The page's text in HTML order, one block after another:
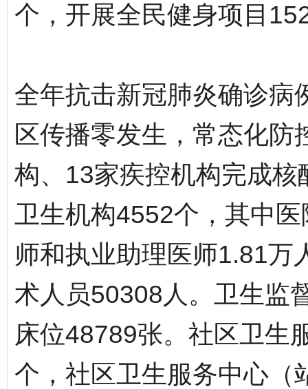
个，开展全民健身项目
全年抗击新冠肺炎确诊病
区传播零发生，常态化
构、13家疾控机构完成
卫生机构4552个，其中
师和执业助理医师1.81万
术人员50308人。卫生监
床位48789张。社区卫生
个，社区卫生服务中心（